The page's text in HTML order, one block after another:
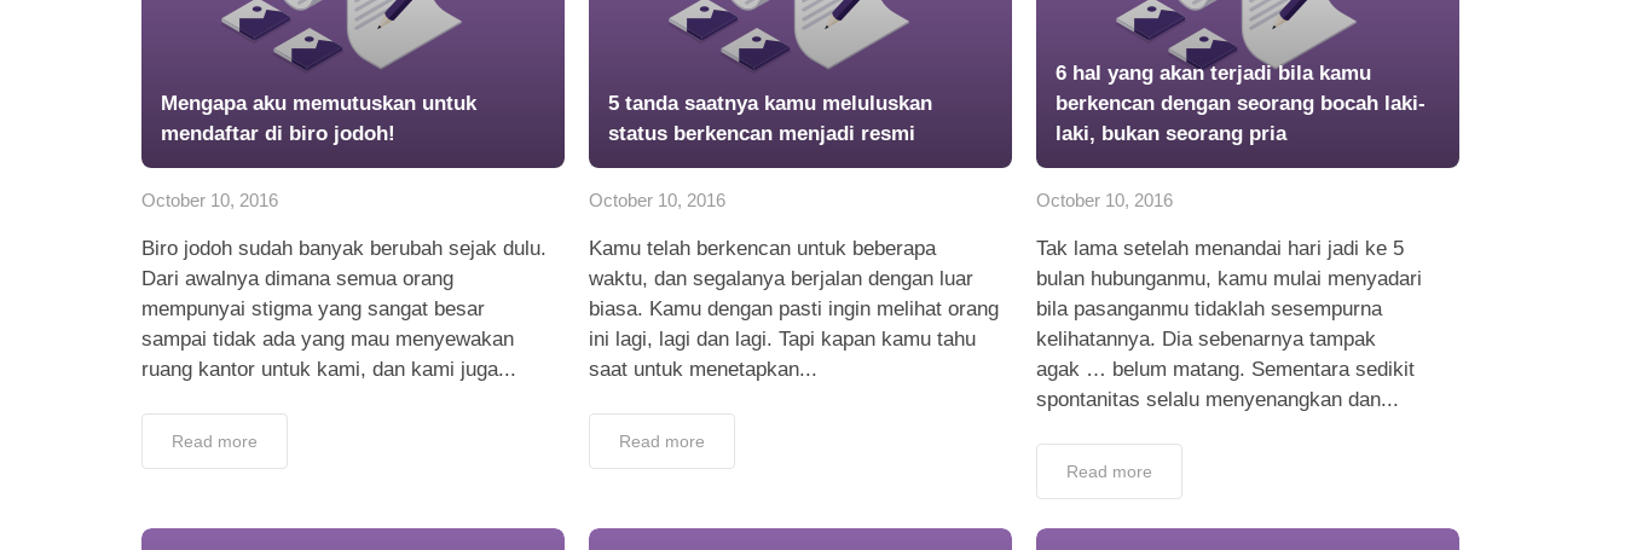
Mengapa aku memutuskan untuk
mendaftar di biro jodoh!
October 10, 2016
Biro jodoh sudah banyak berubah sejak dulu.
Dari awalnya dimana semua orang
mempunyai stigma yang sangat besar
sampai tidak ada yang mau menyewakan
ruang kantor untuk kami, dan kami juga...
Read more
5 tanda saatnya kamu meluluskan
status berkencan menjadi resmi
October 10, 2016
Kamu telah berkencan untuk beberapa
waktu, dan segalanya berjalan dengan luar
biasa. Kamu dengan pasti ingin melihat orang
ini lagi, lagi dan lagi. Tapi kapan kamu tahu
saat untuk menetapkan...
Read more
6 hal yang akan terjadi bila kamu
berkencan dengan seorang bocah laki-
laki, bukan seorang pria
October 10, 2016
Tak lama setelah menandai hari jadi ke 5
bulan hubunganmu, kamu mulai menyadari
bila pasanganmu tidaklah sesempurna
kelihatannya. Dia sebenarnya tampak
agak … belum matang. Sementara sedikit
spontanitas selalu menyenangkan dan...
Read more